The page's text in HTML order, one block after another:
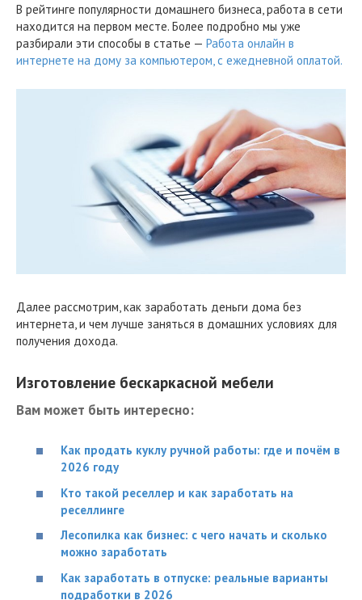
В рейтинге популярности домашнего бизнеса, работа в сети
находится на первом месте. Более подробно мы уже
разбирали эти способы в статье — Работа онлайн в
интернете на дому за компьютером, с ежедневной оплатой.
Далее рассмотрим, как заработать деньги дома без
интернета, и чем лучше заняться в домашних условиях для
получения дохода.
Изготовление бескаркасной мебели
Вам может быть интересно:
Как продать куклу ручной работы: где и почём в
2026 году
Кто такой реселлер и как заработать на
реселлинге
Лесопилка как бизнес: с чего начать и сколько
можно заработать
Как заработать в отпуске: реальные варианты
подработки в 2026